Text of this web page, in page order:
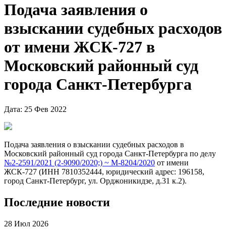
Подача заявления о
взыскании судебных расходов
от имени ЖСК-727 в
Московский районный суд
города Санкт-Петербурга
Дата: 25 Фев 2022
Подача заявления о взыскании судебных расходов в
Московский районный суд города Санкт-Петербурга по делу
№2-2591/2021 (2-9090/2020;) ~ М-8204/2020 от имени
ЖСК-727 (ИНН 7810352444, юридический адрес: 196158,
город Санкт-Петербург, ул. Орджоникидзе, д.31 к.2).
Последние новости
28 Июл 2026